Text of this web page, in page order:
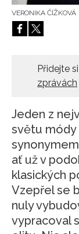
HOME
VERONIKA ČÍŽKOVÁ
Přidejte
zprávách
Jeden z
světu módy
ať už v
klasických
Vzepřel se
nuly
vypracoval